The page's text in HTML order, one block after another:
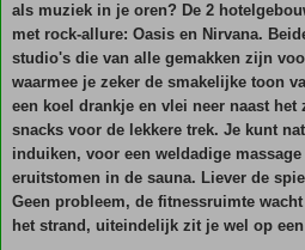
als muziek in je oren? De 2
met rock-allure: Oasis en Nirvana.
studio's die van alle gemakken zijn
waarmee je zeker de smakelijke toon
een koel drankje en vlei neer naast het
snacks voor de lekkere trek. Je kunt
induiken, voor een weldadige
eruitstomen in de sauna. Liever de
Geen probleem, de fitnessruimte
het strand, uiteindelijk zit je wel op